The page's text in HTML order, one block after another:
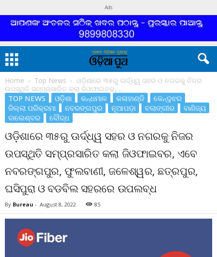
Ads
Home Top News
ଓଡ଼ିଶାରେ ୩୫ରୁ ଊର୍ଦ୍ଧ୍ୱ ସହର ଓ ନଗରକୁ ନିଜର
ଉପସ୍ଥିତି ସମ୍ପ୍ରସାରିତ କଲା ଜିଓଫାଇବର, ...
TOP NEWS ଓଡ଼ିଶା କନ୍ଧମାଳ କଳାହାଣ୍ଡି
କେନ୍ଦୁଝର
ଜିଲ୍ଲା ପରିକ୍ରମା
ନବରଙ୍ଗପୁର ନୂଆପଡ଼ା ବଲାଙ୍ଗୀର
ବାଣିଜ୍ୟ
ବାଲେଶ୍ବର
ବୌଦ୍ଧ
ଓଡ଼ିଶାରେ ୩୫ରୁ ଊର୍ଦ୍ଧ୍ୱ ସହର ଓ ନଗରକୁ ନିଜର
ଉପସ୍ଥିତି ସମ୍ପ୍ରସାରିତ କଲା ଜିଓଫାଇବର, ଏବେ
ନବରଙ୍ଗପୁର, ଫୁଲବାଣୀ, ଜଳେଶ୍ୱର, ଛତ୍ରପୁର,
ଘସିପୁରା ଓ ବଡବିଲ ସହରରେ ଉପଲବ୍ଧ
By Bureau - August 8, 2022 85